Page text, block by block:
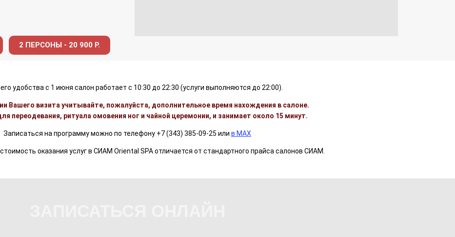
2 ПЕРСОНЫ - 20 900 Р.
удобства с 1 июня салон работает с 10:30 до 22:30 (услуги выполняются до 22:00).
Вашего визита учитывайте, пожалуйста, дополнительное время нахождения в салоне.
переодевания, ритуала омовения ног и чайной церемонии, и занимает около 15 минут.
Записаться на программу можно по телефону +7 (343) 385-09-25 или в MAX
оказания услуг в СИАМ Oriental SPA отличается от стандартного прайса салонов СИАМ.